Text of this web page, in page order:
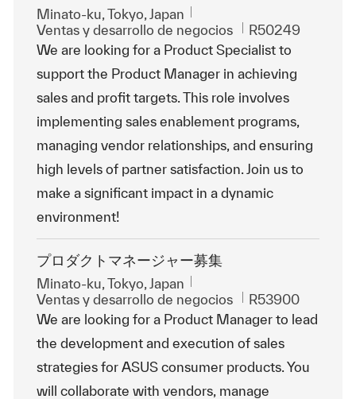
Ubicación
Minato-ku, Tokyo, Japan
Categoría
Ventas y desarrollo de negocios Id. de trabajo
R50249
We are looking for a Product Specialist to
support the Product Manager in achieving
sales and profit targets. This role involves
implementing sales enablement programs,
managing vendor relationships, and ensuring
high levels of partner satisfaction. Join us to
make a significant impact in a dynamic
environment!
プロダクトマネージャー募集
Ubicación
Minato-ku, Tokyo, Japan
Categoría
Ventas y desarrollo de negocios Id. de trabajo
R53900
We are looking for a Product Manager to lead
the development and execution of sales
strategies for ASUS consumer products. You
will collaborate with vendors, manage